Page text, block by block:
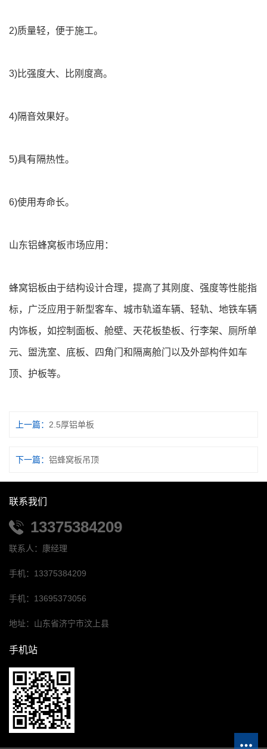
2)质量轻，便于施工。
3)比强度大、比刚度高。
4)隔音效果好。
5)具有隔热性。
6)使用寿命长。
山东铝蜂窝板市场应用：
蜂窝铝板由于结构设计合理，提高了其刚度、强度等性能指
标，广泛应用于新型客车、城市轨道车辆、轻轨、地铁车辆
内饰板，如控制面板、舱壁、天花板垫板、行李架、厕所单
元、盥洗室、底板、四角门和隔离舱门以及外部构件如车
顶、护板等。
上一篇： 2.5厚铝单板
下一篇： 铝蜂窝板吊顶
联系我们
13375384209
联系人：康经理
手机：13375384209
手机：13695373056
地址：山东省济宁市汶上县
手机站